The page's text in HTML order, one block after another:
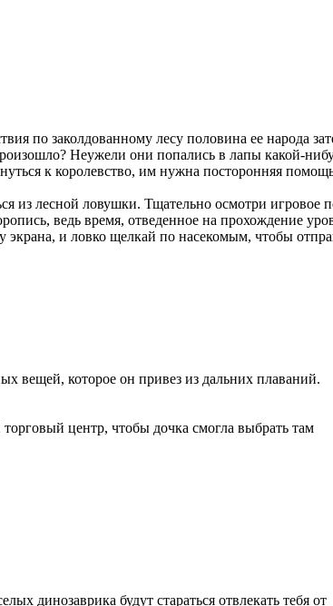
по заколдованному лесу половина ее народа
Неужели они попались в лапы какой-
к королевство, им нужна посторонняя
из лесной ловушки. Тщательно осмотри
ведь время, отведенное на прохождение
и ловко щелкай по насекомым, чтобы
вещей, которое он привез из дальних плаваний.
центр, чтобы дочка смогла выбрать там
динозаврика будут стараться отвлекать тебя от